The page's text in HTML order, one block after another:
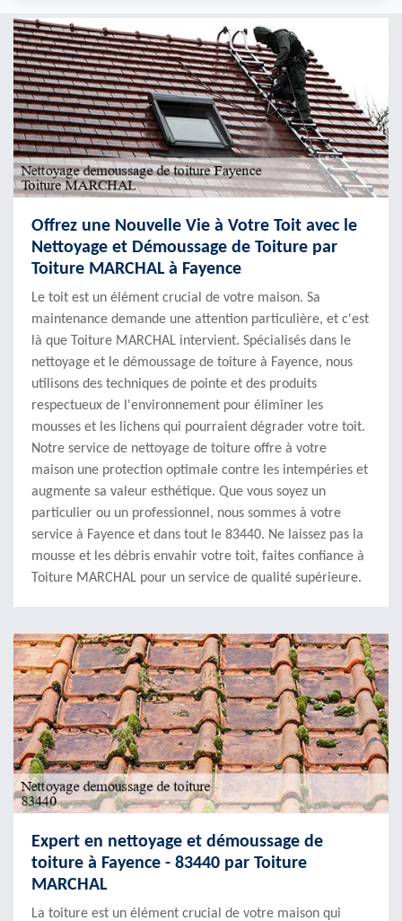
Offrez une Nouvelle Vie à Votre Toit avec le
Nettoyage et Démoussage de Toiture par
Toiture MARCHAL à Fayence
Le toit est un élément crucial de votre maison. Sa
maintenance demande une attention particulière, et c'est
là que Toiture MARCHAL intervient. Spécialisés dans le
nettoyage et le démoussage de toiture à Fayence, nous
utilisons des techniques de pointe et des produits
respectueux de l'environnement pour éliminer les
mousses et les lichens qui pourraient dégrader votre toit.
Notre service de nettoyage de toiture offre à votre
maison une protection optimale contre les intempéries et
augmente sa valeur esthétique. Que vous soyez un
particulier ou un professionnel, nous sommes à votre
service à Fayence et dans tout le 83440. Ne laissez pas la
mousse et les débris envahir votre toit, faites confiance à
Toiture MARCHAL pour un service de qualité supérieure.
Expert en nettoyage et démoussage de
toiture à Fayence - 83440 par Toiture
MARCHAL
La toiture est un élément crucial de votre maison qui